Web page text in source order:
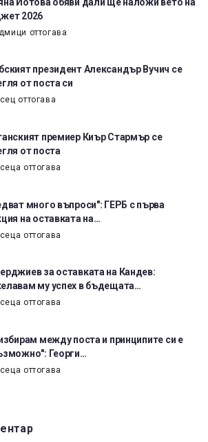
2026
оттогава
президент Александър Вучич се
от поста си
оттогава
премиер Киър Стармър се
от поста
оттогава
много въпроси": ГЕРБ с първа
на оставката на…
оттогава
за оставката на Кандев:
му успех в бъдещата…
оттогава
между поста и принципите си е
Георги…
оттогава